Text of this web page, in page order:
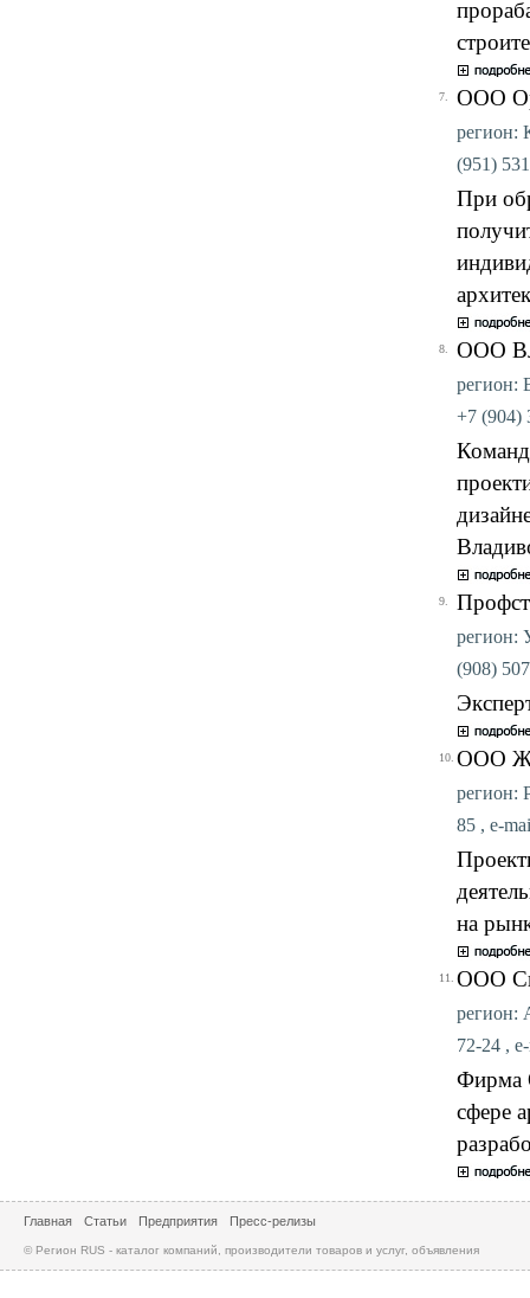
7. ООО
регион:
(951)
При
8. ООО
регион:
+7 (904)
9.
регион:
(908)
10. ООО
регион:
85 , e-
на
11. ООО
регион:
72-24 ,
Фирма
сфере
Главная Статьи Предприятия Пресс-релизы
© Регион RUS - каталог компаний, производители товаров и услуг, объявления